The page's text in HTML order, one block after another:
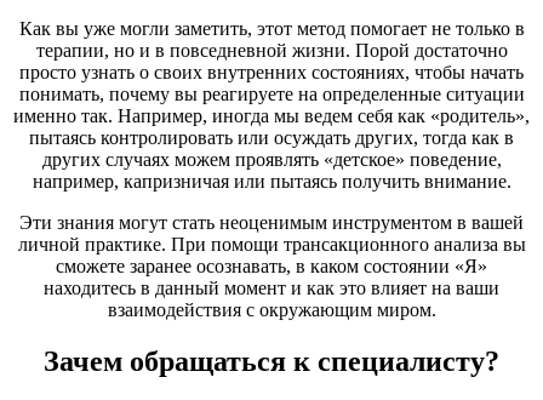
Как вы уже могли заметить, этот метод помогает не только в
терапии, но и в повседневной жизни. Порой достаточно
просто узнать о своих внутренних состояниях, чтобы начать
понимать, почему вы реагируете на определенные ситуации
именно так. Например, иногда мы ведем себя как «родитель»,
пытаясь контролировать или осуждать других, тогда как в
других случаях можем проявлять «детское» поведение,
например, капризничая или пытаясь получить внимание.
Эти знания могут стать неоценимым инструментом в вашей
личной практике. При помощи трансакционного анализа вы
сможете заранее осознавать, в каком состоянии «Я»
находитесь в данный момент и как это влияет на ваши
взаимодействия с окружающим миром.
Зачем обращаться к специалисту?